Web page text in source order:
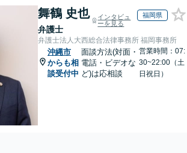
舞鶴 史也
弁護士
インタビュ
ーを見る
福岡県
弁護士法人大西総合法律事務所 福岡事務所
沖縄市
からも相
談受付中
面談方法(対面・
電話・ビデオな
ど)は応相談
営業時間：07:
30~22:00（土
日祝日）